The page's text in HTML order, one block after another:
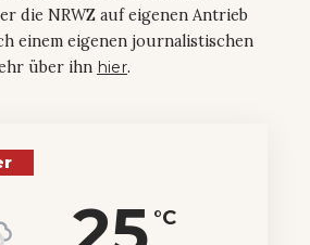
die NRWZ auf eigenen Antrieb
einem eigenen journalistischen
über ihn hier.
°C